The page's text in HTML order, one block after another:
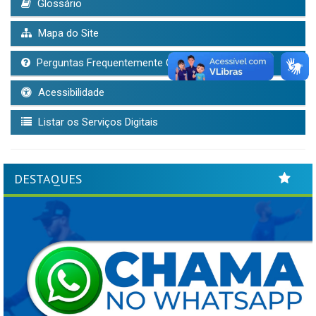
Glossário
Mapa do Site
Perguntas Frequentemente Questionadas
Acessibilidade
Listar os Serviços Digitais
DESTAQUES